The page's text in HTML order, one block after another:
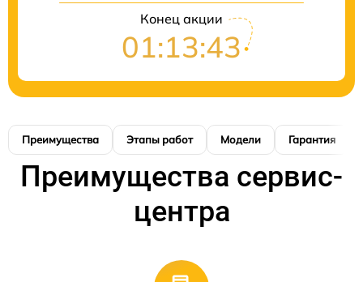
Конец акции
01:13:42
Преимущества Этапы работ Модели Гарантия
Преимущества сервис-
центра